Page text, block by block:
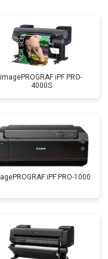
imagePROGRAF iPF PRO-
4000S
iPF PRO-1000